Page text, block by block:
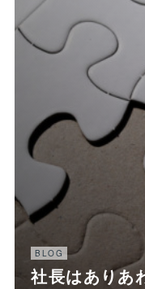
BLOG
社長はありあ